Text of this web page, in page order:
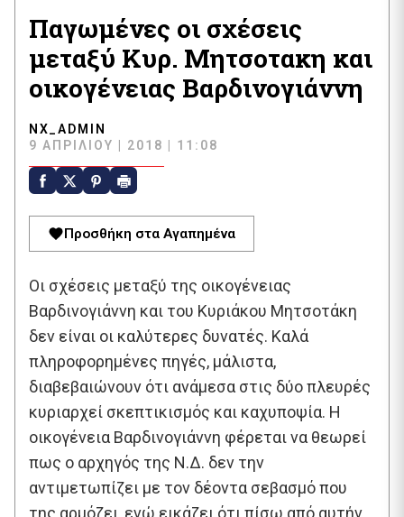
Παγωμένες οι σχέσεις
μεταξύ Κυρ. Μητσοτακη και
οικογένειας Βαρδινογιάννη
NX_ADMIN
9 ΑΠΡΙΛΊΟΥ | 2018 | 11:08
Προσθήκη στα Αγαπημένα
Οι σχέσεις μεταξύ της οικογένειας
Βαρδινογιάννη και του Κυριάκου Μητσοτάκη
δεν είναι οι καλύτερες δυνατές. Καλά
πληροφορημένες πηγές, μάλιστα,
διαβεβαιώνουν ότι ανάμεσα στις δύο πλευρές
κυριαρχεί σκεπτικισμός και καχυποψία. Η
οικογένεια Βαρδινογιάννη φέρεται να θεωρεί
πως ο αρχηγός της Ν.Δ. δεν την
αντιμετωπίζει με τον δέοντα σεβασμό που
της αρμόζει, ενώ εικάζει ότι πίσω από αυτήν